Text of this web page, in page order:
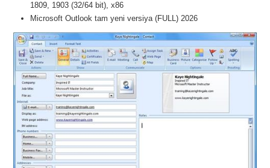
1809, 1903 (32/64 bit), x86
Microsoft Outlook tam yeni versiya (FULL) 2026